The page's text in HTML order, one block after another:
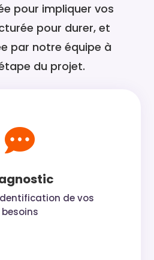
pour impliquer vos
pour durer, et
par notre équipe à
du projet.

de vos
besoins